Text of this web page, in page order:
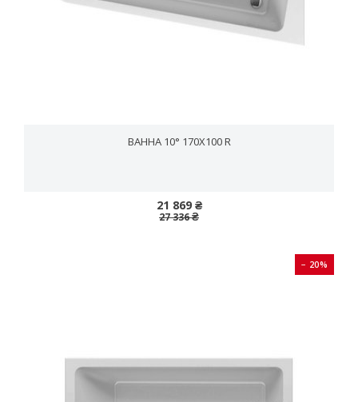
ВАННА 10° 170X100 R
21 869 ₴
27 336 ₴
− 20%